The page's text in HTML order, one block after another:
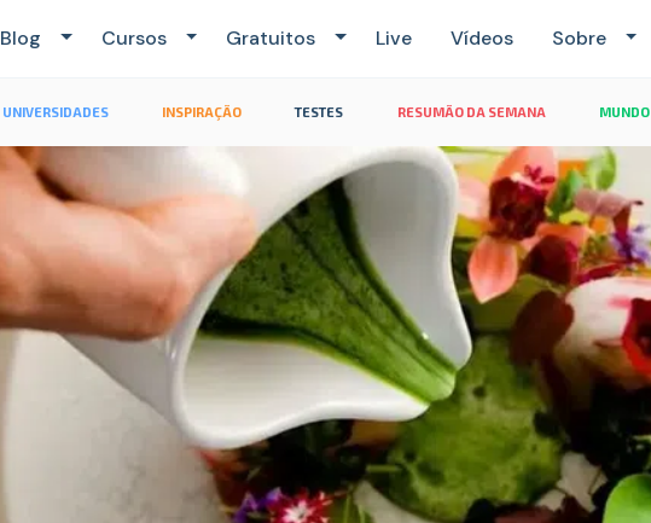
Blog Cursos Gratuitos Live Vídeos Sobre
UNIVERSIDADES INSPIRAÇÃO TESTES RESUMÃO DA SEMANA MUNDO